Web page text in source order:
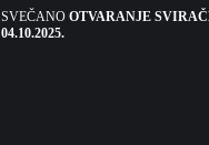
SVEČANO OTVARANJE
04.10.2025.